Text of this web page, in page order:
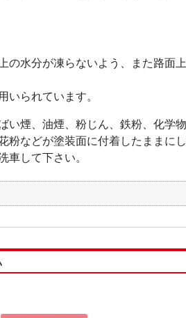
の水分が凍らないよう、また路面
いられています。
い煙、油煙、粉じん、鉄粉、化学
などが塗装面に付着したままに
車して下さい。